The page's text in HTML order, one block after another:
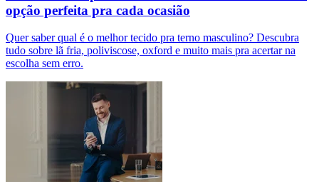
opção perfeita pra cada ocasião
Quer saber qual é o melhor tecido pra terno masculino? Descubra
tudo sobre lã fria, poliviscose, oxford e muito mais pra acertar na
escolha sem erro.